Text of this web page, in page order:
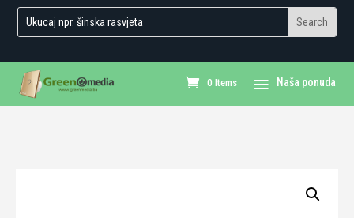
0 Items